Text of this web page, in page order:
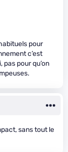
pour
c’est
pour qu’on
sans tout le